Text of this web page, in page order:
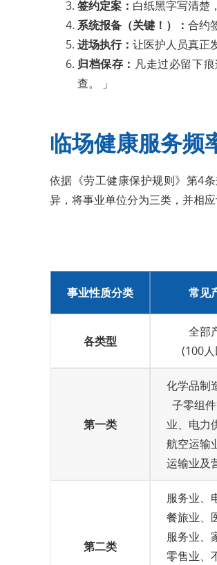
签约定案： 白纸黑字写清楚
系统报备（关键！）： 合约
进场执行： 让医护人员真正
归档保存： 凡走过必留下
查。 」
临场健康服务频
依据《劳工健康保护规则》第4
异，将事业单位分为三类，并相应
事业性质分类 常见
各类型
全部
(100
第一类
化学品制
子零组
业、电力
航空运输
运输业及
第二类
服务业、
餐旅业、
服务业、
零售业、